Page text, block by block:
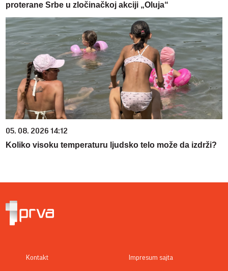
proterane Srbe u zločinačkoj akciji „Oluja“
05. 08. 2026 14:12
Koliko visoku temperaturu ljudsko telo može da izdrži?
Kontakt Impresum sajta